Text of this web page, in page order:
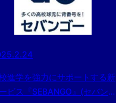
進学を強力にサポートする新
ビス『SEBANGO』(セバン